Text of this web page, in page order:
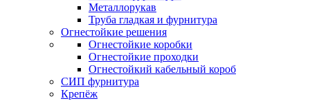
Металлорукав
Труба гладкая и фурнитура
Огнестойкие решения
Огнестойкие коробки
Огнестойкие проходки
Огнестойкий кабельный короб
СИП фурнитура
Крепёж